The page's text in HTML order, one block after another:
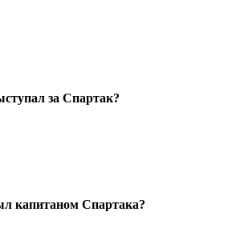
за Спартак?
капитаном Спартака?